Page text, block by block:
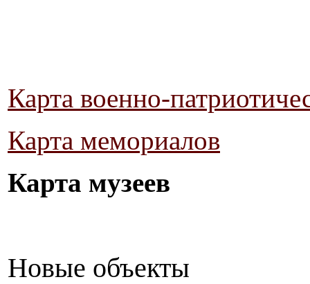
Карта военно-
Карта мемориалов
Карта музеев
Новые объекты